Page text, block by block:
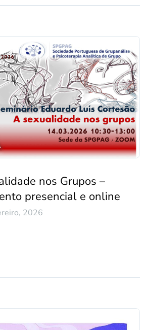
nos Grupos –
presencial e online
2026